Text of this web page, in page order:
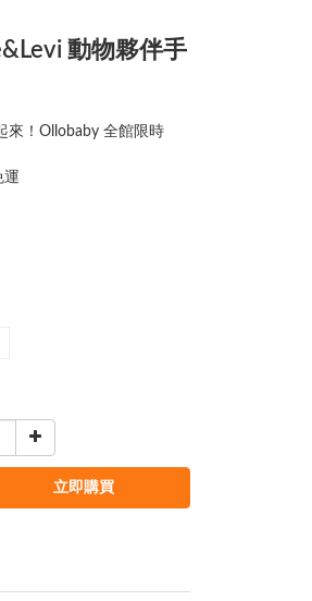
動物夥伴手
來！Ollobaby 全館限時
運
立即購買